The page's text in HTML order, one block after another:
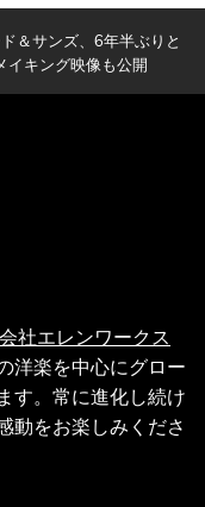
＆サンズ、6年半ぶりと
イキング映像も公開
社エレンワークス
洋楽を中心にグロー
す。常に進化し続け
動をお楽しみくださ